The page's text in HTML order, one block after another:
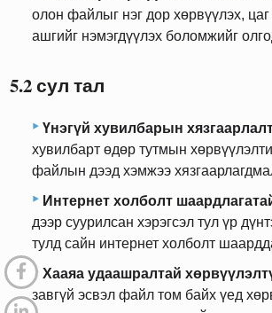
олон файлыг нэг дор хөрвүүлэх,
ашгийг нэмэгдүүлэх боломжийг
5.2 сул тал
Үнэгүй хувилбарын
хувилбарт өдөр тутмын
файлын дээд хэмжээ
Интернет холболт
дээр суурилсан хэрэгсэл тул үр
тулд сайн интернет холболт
Хааяа удаашралтай
завгүй эсвэл файл том байх үед